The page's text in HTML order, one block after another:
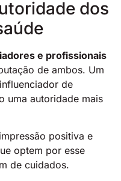
dos
e profissionais
de ambos. Um
de
uma autoridade mais
positiva e
optem por esse
de cuidados.